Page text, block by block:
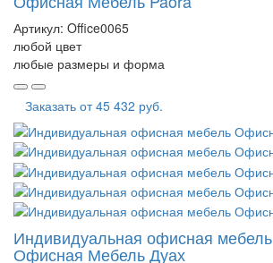
Артикул: Office0065
любой цвет
любые размеры и форма
Заказать от45 432 руб.
Индивидуальная офисная мебель
Офисная Мебель Дуах